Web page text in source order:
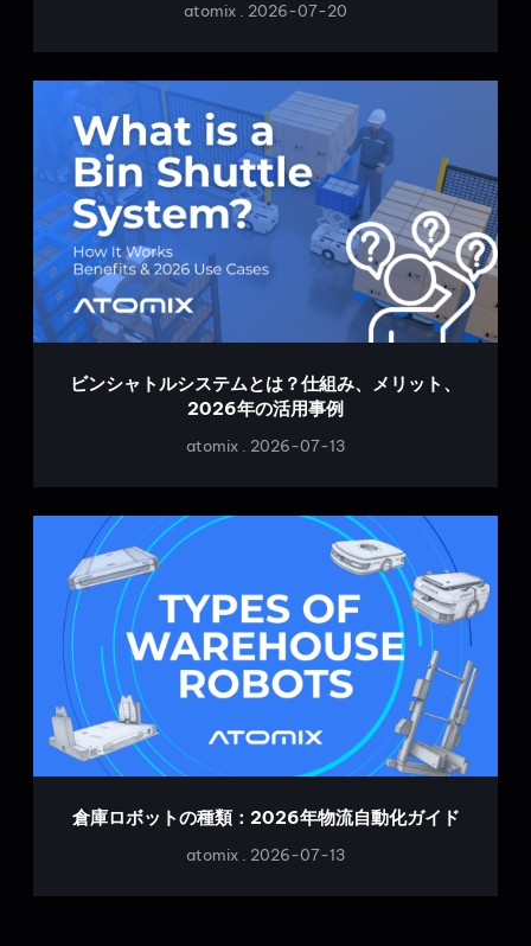
atomix 2026-07-20
ビンシャトルシステムとは？仕組み、メリット、
2026年の活用事例
atomix 2026-07-13
倉庫ロボットの種類：2026年物流自動化ガイド
atomix 2026-07-13